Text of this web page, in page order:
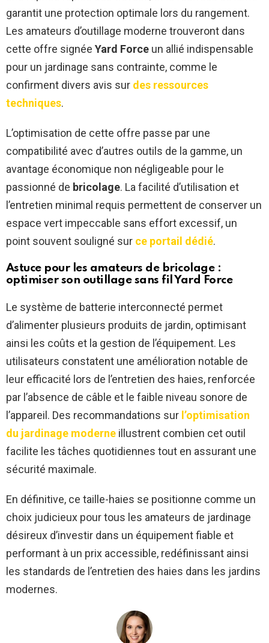
garantit une protection optimale lors du rangement.
Les amateurs d’outillage moderne trouveront dans
cette offre signée Yard Force un allié indispensable
pour un jardinage sans contrainte, comme le
confirment divers avis sur des ressources
techniques.
L’optimisation de cette offre passe par une
compatibilité avec d’autres outils de la gamme, un
avantage économique non négligeable pour le
passionné de bricolage. La facilité d’utilisation et
l’entretien minimal requis permettent de conserver un
espace vert impeccable sans effort excessif, un
point souvent souligné sur ce portail dédié.
Astuce pour les amateurs de bricolage :
optimiser son outillage sans fil Yard Force
Le système de batterie interconnecté permet
d’alimenter plusieurs produits de jardin, optimisant
ainsi les coûts et la gestion de l’équipement. Les
utilisateurs constatent une amélioration notable de
leur efficacité lors de l’entretien des haies, renforcée
par l’absence de câble et le faible niveau sonore de
l’appareil. Des recommandations sur l’optimisation
du jardinage moderne illustrent combien cet outil
facilite les tâches quotidiennes tout en assurant une
sécurité maximale.
En définitive, ce taille-haies se positionne comme un
choix judicieux pour tous les amateurs de jardinage
désireux d’investir dans un équipement fiable et
performant à un prix accessible, redéfinissant ainsi
les standards de l’entretien des haies dans les jardins
modernes.